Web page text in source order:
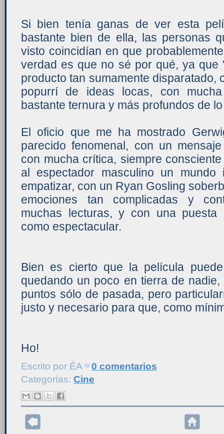
Si bien tenía ganas de ver esta
bastante bien de ella, las personas
visto coincidían en que
verdad es que no sé por qué, ya que
producto tan sumamente disparatado,
popurrí de ideas locas, con
bastante ternura y más profundos de
El oficio que me ha mostrado
parecido fenomenal, con un
con mucha crítica, siempre
al espectador masculino un
empatizar, con un Ryan Gosling
emociones tan complicadas y
muchas lecturas, y con una puesta
como espectacular.
Bien es cierto que la película
quedando un poco en tierra de
puntos sólo de pasada, pero
justo y necesario para que, como
Ho!
Escrito por ÉA
0 comentarios
Categorías: Cine